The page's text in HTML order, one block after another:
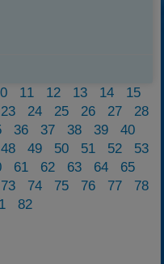
11 12 13 14
15
23 24 25 26 27
28
36 37 38 39
40
48 49 50 51 52
53
61 62 63 64
65
73 74 75 76 77
78
82